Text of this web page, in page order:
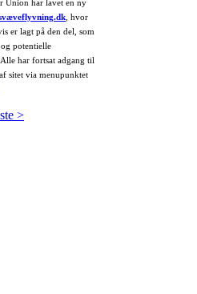
Union har lavet en ny
, hvor
er lagt på den del, som
potentielle
har fortsat adgang til
sitet via menupunktet
>